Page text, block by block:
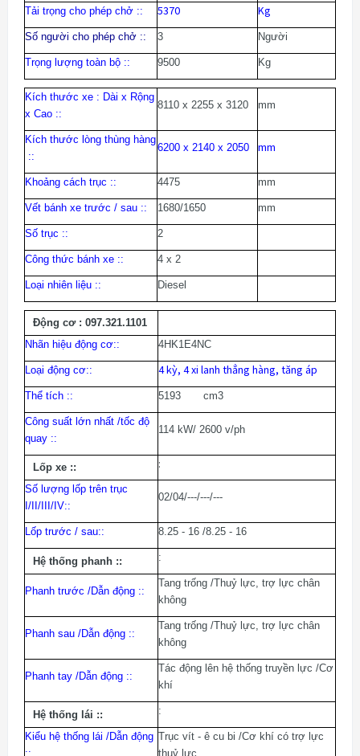
Tải trọng cho phép chở :: 5370 Kg
Số người cho phép chở :: 3 Người
Trọng lượng toàn bộ :: 9500 Kg
Kích thước xe : Dài x Rộng
x Cao ::
8110 x 2255 x 3120 mm
Kích thước lòng thùng hàng
::
6200 x 2140 x 2050 mm
Khoảng cách trục :: 4475 mm
Vết bánh xe trước / sau :: 1680/1650 mm
Số trục :: 2
Công thức bánh xe :: 4 x 2
Loại nhiên liệu :: Diesel
Động cơ : 097.321.1101
Nhãn hiệu động cơ:: 4HK1E4NC
Loại động cơ:: 4 kỳ, 4 xi lanh thẳng hàng, tăng áp
Thể tích :: 5193 cm3
Công suất lớn nhất /tốc độ
quay ::
114 kW/ 2600 v/ph
Lốp xe :: :
Số lượng lốp trên trục
I/II/III/IV::
02/04/---/---/---
Lốp trước / sau:: 8.25 - 16 /8.25 - 16
Hệ thống phanh :: :
Phanh trước /Dẫn động ::
Tang trống /Thuỷ lực, trợ lực chân
không
Phanh sau /Dẫn động ::
Tang trống /Thuỷ lực, trợ lực chân
không
Phanh tay /Dẫn động ::
Tác động lên hệ thống truyền lực /Cơ
khí
Hệ thống lái :: :
Kiểu hệ thống lái /Dẫn động
::
Trục vít - ê cu bi /Cơ khí có trợ lực
thuỷ lực